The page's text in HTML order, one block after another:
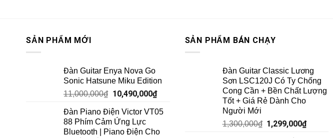
SẢN PHẨM MỚI
Đàn Guitar Enya Nova Go
Sonic Hatsune Miku Edition
11,000,000₫ 10,490,000₫
Đàn Piano Điện Victor VT05
88 Phím Cảm Ứng Lực
Bluetooth | Piano Điện Cho
SẢN PHẨM BÁN CHẠY
Đàn Guitar Classic Lương
Sơn LSC120J Có Ty Chống
Cong Cần + Bền Chất Lượng
Tốt + Giá Rẻ Dành Cho
Người Mới
1,300,000₫ 1,299,000₫